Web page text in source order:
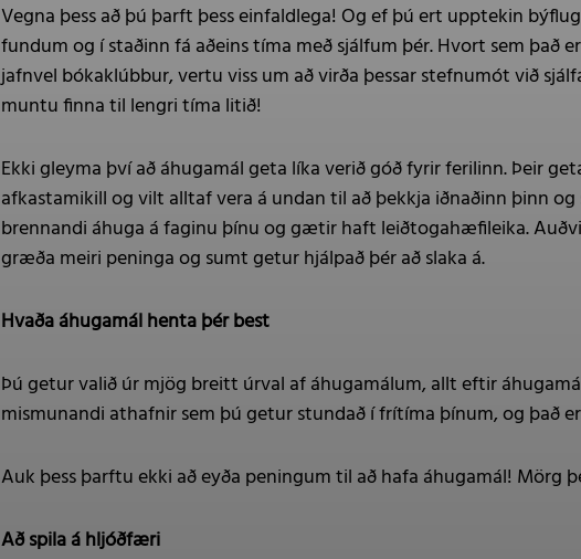
Vegna þess að þú þarft þess einfaldlega! Og ef þú ert upptekin
fundum og í staðinn fá aðeins tíma með sjálfum þér. Hvort sem það
jafnvel bókaklúbbur, vertu viss um að virða þessar stefnumót við
muntu finna til lengri tíma litið!
Ekki gleyma því að áhugamál geta líka verið góð fyrir ferilinn. Þeir
afkastamikill og vilt alltaf vera á undan til að þekkja iðnaðinn þinn
brennandi áhuga á faginu þínu og gætir haft leiðtogahæfileika.
græða meiri peninga og sumt getur hjálpað þér að slaka á.
Hvaða áhugamál henta þér best
Þú getur valið úr mjög breitt úrval af áhugamálum, allt eftir
mismunandi athafnir sem þú getur stundað í frítíma þínum, og það
Auk þess þarftu ekki að eyða peningum til að hafa áhugamál! Mörg
Að spila á hljóðfæri